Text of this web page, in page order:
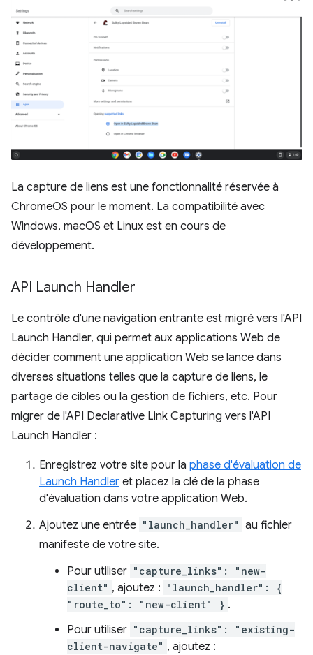
La capture de liens est une fonctionnalité réservée à
ChromeOS pour le moment. La compatibilité avec
Windows, macOS et Linux est en cours de
développement.
API Launch Handler
Le contrôle d'une navigation entrante est migré vers l'API
Launch Handler, qui permet aux applications Web de
décider comment une application Web se lance dans
diverses situations telles que la capture de liens, le
partage de cibles ou la gestion de fichiers, etc. Pour
migrer de l'API Declarative Link Capturing vers l'API
Launch Handler :
Enregistrez votre site pour la phase d'évaluation de
Launch Handler et placez la clé de la phase
d'évaluation dans votre application Web.
Ajoutez une entrée "launch_handler" au fichier
manifeste de votre site.
Pour utiliser "capture_links": "new-
client" , ajoutez : "launch_handler": {
"route_to": "new-client" } .
Pour utiliser "capture_links": "existing-
client-navigate" , ajoutez :